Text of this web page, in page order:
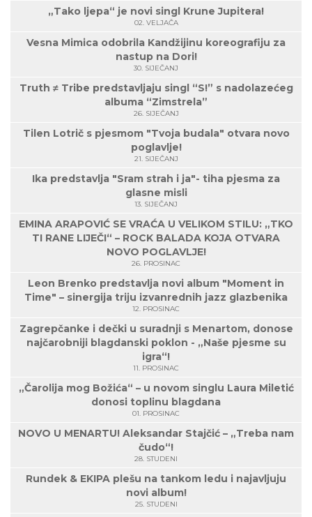
„Tako ljepa“ je novi singl Krune Jupitera!
02. VELJAČA
Vesna Mimica odobrila Kandžijinu koreografiju za
nastup na Dori!
30. SIJEČANJ
Truth ≠ Tribe predstavljaju singl “S!” s nadolazećeg
albuma “Zimstrela”
26. SIJEČANJ
Tilen Lotrič s pjesmom "Tvoja budala" otvara novo
poglavlje!
21. SIJEČANJ
Ika predstavlja "Sram strah i ja"- tiha pjesma za
glasne misli
13. SIJEČANJ
EMINA ARAPOVIĆ SE VRAĆA U VELIKOM STILU: „TKO
TI RANE LIJEČI“ – ROCK BALADA KOJA OTVARA
NOVO POGLAVLJE!
26. PROSINAC
Leon Brenko predstavlja novi album "Moment in
Time" – sinergija triju izvanrednih jazz glazbenika
12. PROSINAC
Zagrepčanke i dečki u suradnji s Menartom, donose
najčarobniji blagdanski poklon - „Naše pjesme su
igra“!
11. PROSINAC
„Čarolija mog Božića“ – u novom singlu Laura Miletić
donosi toplinu blagdana
01. PROSINAC
NOVO U MENARTU! Aleksandar Stajčić – „Treba nam
čudo“!
28. STUDENI
Rundek & EKIPA plešu na tankom ledu i najavljuju
novi album!
25. STUDENI